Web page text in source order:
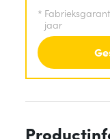
*
jaar